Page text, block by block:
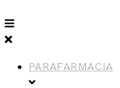
PARAFARMACIA